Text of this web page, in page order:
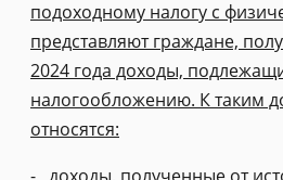
подоходному налогу с
представляют граждане,
2024 года доходы,
налогообложению. К таким
относятся: